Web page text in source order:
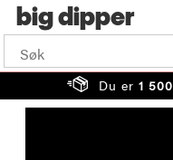
big
Du er 1 500